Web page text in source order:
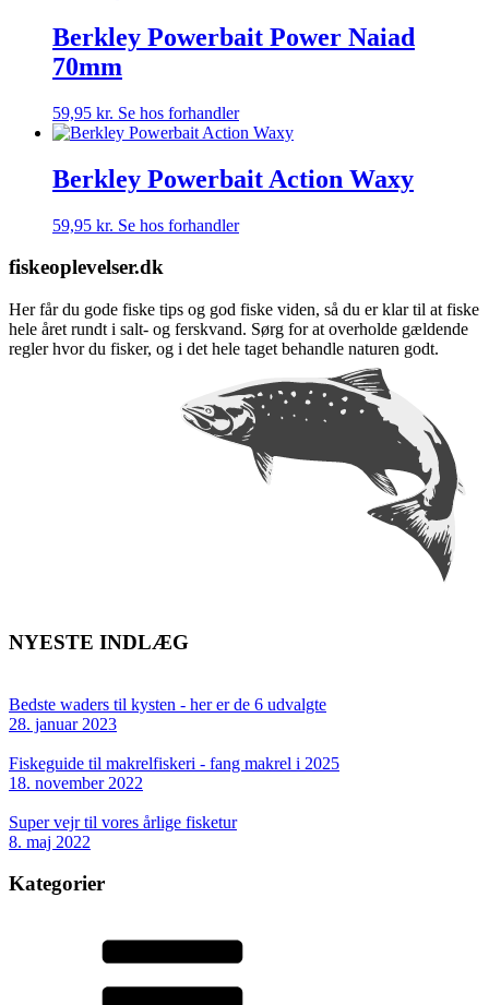
Berkley Powerbait Power Naiad
70mm
59,95 kr. Se hos forhandler
Berkley Powerbait Action Waxy
59,95 kr. Se hos forhandler
fiskeoplevelser.dk
Her får du gode fiske tips og god fiske viden, så du er klar til at fiske
hele året rundt i salt- og ferskvand. Sørg for at overholde gældende
regler hvor du fisker, og i det hele taget behandle naturen godt.
NYESTE INDLÆG
Bedste waders til kysten - her er de 6 udvalgte
28. januar 2023
Fiskeguide til makrelfiskeri - fang makrel i 2025
18. november 2022
Super vejr til vores årlige fisketur
8. maj 2022
Kategorier